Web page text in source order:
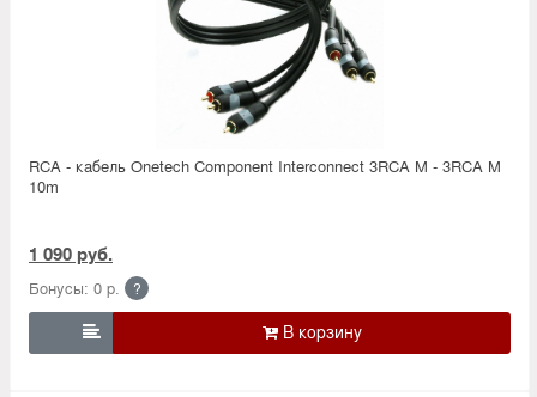
RCA - кабель Onetech Component Interconnect 3RCA M - 3RCA M
10m
1 090 руб.
Бонусы: 0 р. ?
